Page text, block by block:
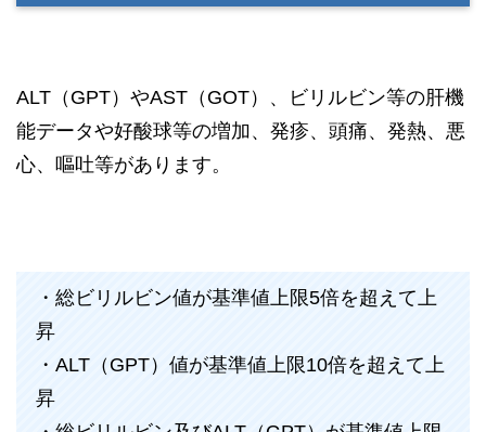
ALT（GPT）やAST（GOT）、ビリルビン等の肝機
能データや好酸球等の増加、発疹、頭痛、発熱、悪
心、嘔吐等があります。
・総ビリルビン値が基準値上限5倍を超えて上
昇
・ALT（GPT）値が基準値上限10倍を超えて上
昇